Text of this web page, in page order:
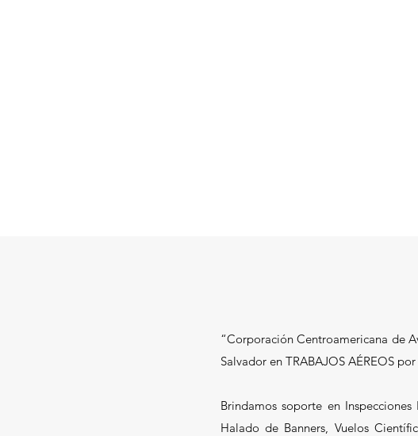
“Corporación Centroamericana de
Salvador en TRABAJOS AÉREOS
Brindamos soporte en
Halado de Banners, Vuelos